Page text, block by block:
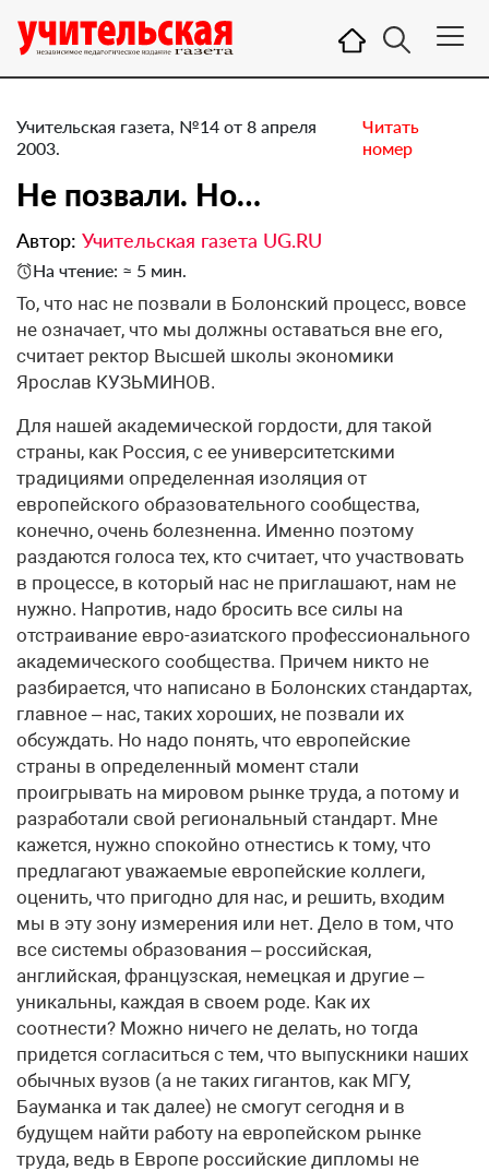
Учительская газета, №14 от 8 апреля
2003.
Читать
номер
Не позвали. Но…
Автор: Учительская газета UG.RU
На чтение: ≈ 5 мин.
То, что нас не позвали в Болонский процесс, вовсе
не означает, что мы должны оставаться вне его,
считает ректор Высшей школы экономики
Ярослав КУЗЬМИНОВ.
Для нашей академической гордости, для такой
страны, как Россия, с ее университетскими
традициями определенная изоляция от
европейского образовательного сообщества,
конечно, очень болезненна. Именно поэтому
раздаются голоса тех, кто считает, что участвовать
в процессе, в который нас не приглашают, нам не
нужно. Напротив, надо бросить все силы на
отстраивание евро-азиатского профессионального
академического сообщества. Причем никто не
разбирается, что написано в Болонских стандартах,
главное – нас, таких хороших, не позвали их
обсуждать. Но надо понять, что европейские
страны в определенный момент стали
проигрывать на мировом рынке труда, а потому и
разработали свой региональный стандарт. Мне
кажется, нужно спокойно отнестись к тому, что
предлагают уважаемые европейские коллеги,
оценить, что пригодно для нас, и решить, входим
мы в эту зону измерения или нет. Дело в том, что
все системы образования – российская,
английская, французская, немецкая и другие –
уникальны, каждая в своем роде. Как их
соотнести? Можно ничего не делать, но тогда
придется согласиться с тем, что выпускники наших
обычных вузов (а не таких гигантов, как МГУ,
Бауманка и так далее) не смогут сегодня и в
будущем найти работу на европейском рынке
труда, ведь в Европе российские дипломы не